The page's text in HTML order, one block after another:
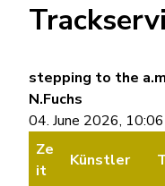
stepping to the
N.Fuchs
04. June 2026,
Ze
it
Künstler